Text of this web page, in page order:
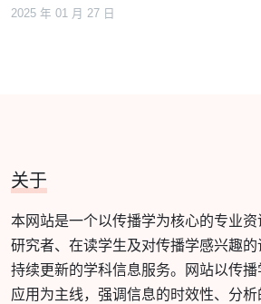
2025 年 01 月 27 日
关于
本网站是一个以传播学为核心的专业
研究者、在读学生及对传播学感兴趣的
持续更新的学科信息服务。网站以传
应用为主线，强调信息的时效性、分析